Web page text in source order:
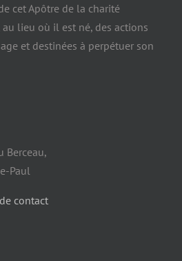
cet Apôtre de la charité
lieu où il est né, des actions
et destinées à perpétuer son
Berceau,
Paul
contact